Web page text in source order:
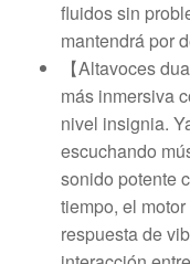
fluidos sin
mantendrá por
【Altavoces
más inmersiva
nivel insignia.
escuchando
sonido potente
tiempo, el
respuesta de